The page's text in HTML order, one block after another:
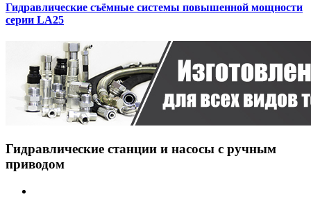
Гидравлические съёмные системы повышенной мощности
серии LA25
Гидравлические станции и насосы с ручным
приводом